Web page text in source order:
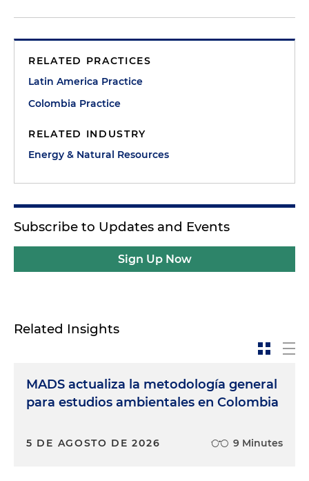
RELATED PRACTICES
Latin America Practice
Colombia Practice
RELATED INDUSTRY
Energy & Natural Resources
Subscribe to Updates and Events
Sign Up Now
Related Insights
MADS actualiza la metodología general
para estudios ambientales en Colombia
5 DE AGOSTO DE 2026 9 Minutes